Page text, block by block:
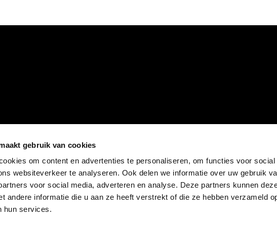
gebruik van cookies
om content en advertenties te personaliseren, om functies voor social
websiteverkeer te analyseren. Ook delen we informatie over uw gebruik
voor social media, adverteren en analyse. Deze partners kunnen
andere informatie die u aan ze heeft verstrekt of die ze hebben verzameld
hun services.